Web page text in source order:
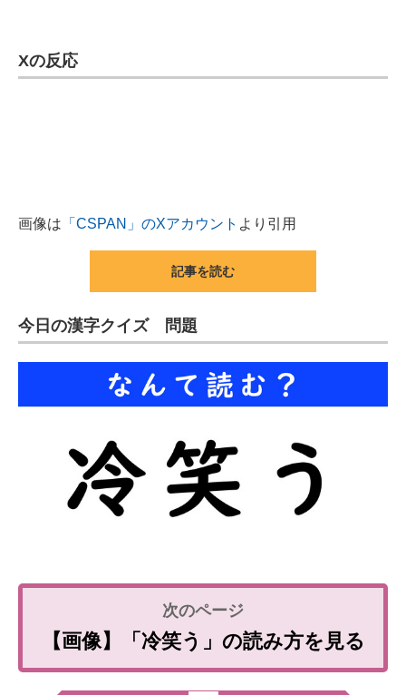
Xの反応
画像は 「CSPAN」のXアカウント より引用
記事を読む
今日の漢字クイズ 問題
【画像】「冷笑う」の読み方を見る